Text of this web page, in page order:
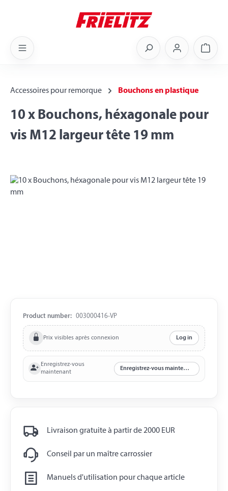
Accessoires pour remorque Bouchons en plastique
10 x Bouchons, héxagonale pour
vis M12 largeur tête 19 mm
Skip image gallery
Product number: 003000416-VP
Prix visibles après connexion Log in
Enregistrez-vous
maintenant
Enregistrez-vous maintenant
Livraison gratuite à partir de 2000 EUR
Conseil par un maître carrossier
Manuels d'utilisation pour chaque article